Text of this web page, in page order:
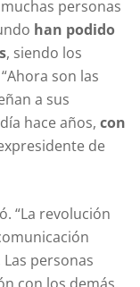
personas
han podido
, siendo los
son las
a sus
hace años, con
de
“La revolución
personas